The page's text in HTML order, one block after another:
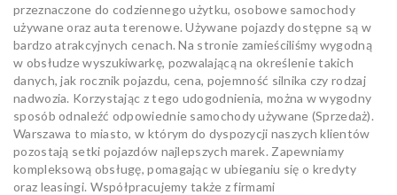
przeznaczone do codziennego użytku, osobowe samochody
używane oraz auta terenowe. Używane pojazdy dostępne są w
bardzo atrakcyjnych cenach. Na stronie zamieściliśmy wygodną
w obsłudze wyszukiwarkę, pozwalającą na określenie takich
danych, jak rocznik pojazdu, cena, pojemność silnika czy rodzaj
nadwozia. Korzystając z tego udogodnienia, można w wygodny
sposób odnaleźć odpowiednie samochody używane (Sprzedaż).
Warszawa to miasto, w którym do dyspozycji naszych klientów
pozostają setki pojazdów najlepszych marek. Zapewniamy
kompleksową obsługę, pomagając w ubieganiu się o kredyty
oraz leasingi. Współpracujemy także z firmami